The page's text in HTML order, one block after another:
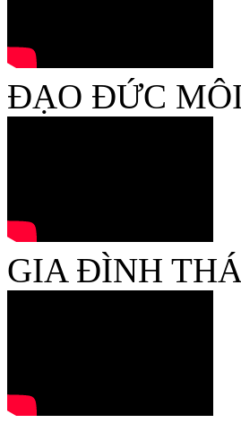
ĐẠO ĐỨC
GIA ĐÌNH